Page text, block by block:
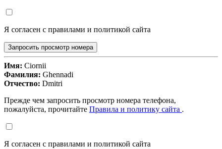
Я согласен с правилами и политикой сайта
Запросить просмотр номера
Имя: Ciornii
Фамилия: Ghennadi
Отчество: Dmitri
Прежде чем запросить просмотр номера телефона,
пожалуйста, прочитайте Правила и политику сайта .
Я согласен с правилами и политикой сайта